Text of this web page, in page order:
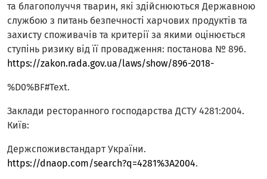
та благополуччя тварин, які здійснюються Державною
службою з питань безпечності харчових продуктів та
захисту споживачів та критерії за якими оцінюється
ступінь ризику від її провадження: постанова № 896.
https://zakon.rada.gov.ua/laws/show/896-2018-
%D0%BF#Text.
Заклади ресторанного господарства ДСТУ 4281:2004.
Київ:
Держспоживстандарт України.
https://dnaop.com/search?q=4281%3A2004.